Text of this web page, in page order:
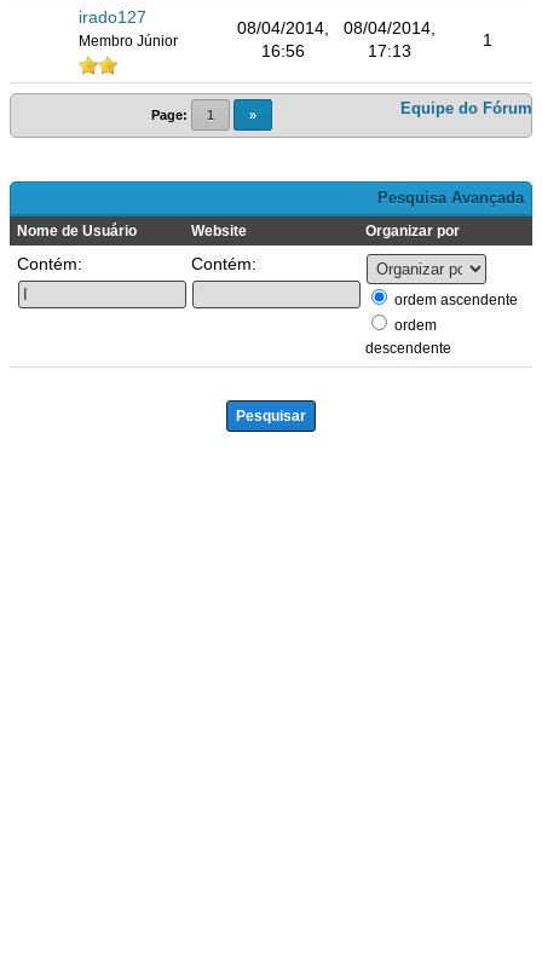
irado127
Membro Júnior
08/04/2014,
16:56
08/04/2014,
17:13
1
Equipe do Fórum
Page: 1 »
Pesquisa Avançada
Nome de Usuário Website Organizar por
Contém: Contém:
ordem ascendente
ordem
descendente